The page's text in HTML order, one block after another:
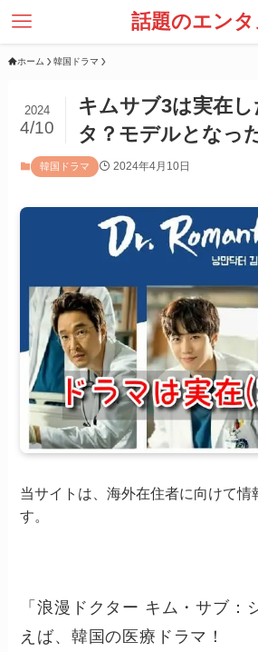
話題のエンタ
ホーム 韓国ドラマ
キムサブ3は実在
タ？モデルとなっ
2024
4/10
韓国ドラマ 2024年4月10日
当サイトは、海外在住者に向けて情
す。
「浪漫ドクター キム・サブ：
えば、韓国の医療ドラマ！